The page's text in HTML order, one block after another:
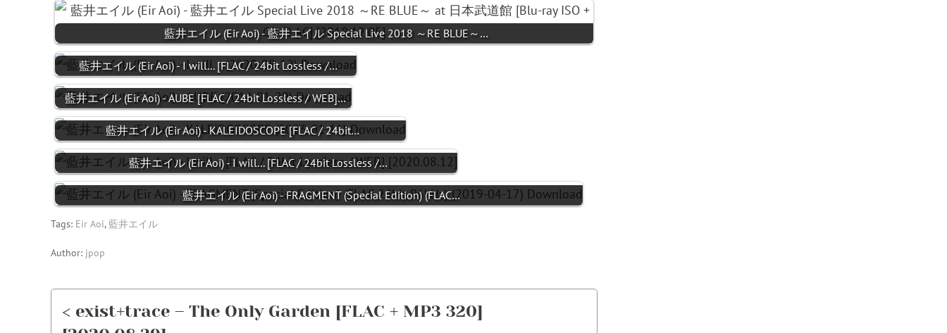
藍井エイル (Eir Aoi) - 藍井エイル Special Live 2018 ～RE BLUE～…
藍井エイル (Eir Aoi) - I will... [FLAC / 24bit Lossless /…
藍井エイル (Eir Aoi) - AUBE [FLAC / 24bit Lossless / WEB]…
藍井エイル (Eir Aoi) - KALEIDOSCOPE [FLAC / 24bit…
藍井エイル (Eir Aoi) - I will... [FLAC / 24bit Lossless /…
藍井エイル (Eir Aoi) - FRAGMENT (Special Edition) (FLAC…
Tags: Eir Aoi,藍井エイル
Author: jpop
< exist+trace – The Only Garden [FLAC + MP3 320]